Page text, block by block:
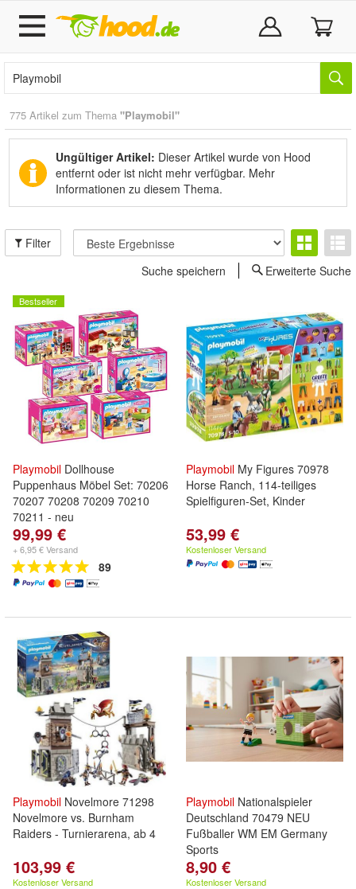
775 Artikel zum Thema "Playmobil"
Ungültiger Artikel: Dieser Artikel wurde von Hood
entfernt oder ist nicht mehr verfügbar. Mehr
Informationen zu diesem Thema.
Filter
Suche speichern
Erweiterte Suche
Bestseller
Playmobil Dollhouse
Puppenhaus Möbel Set: 70206
70207 70208 70209 70210
70211 - neu
99,99 €
+ 6,95 € Versand
89
Playmobil My Figures 70978
Horse Ranch, 114-teiliges
Spielfiguren-Set, Kinder
53,99 €
Kostenloser Versand
Playmobil Novelmore 71298
Novelmore vs. Burnham
Raiders - Turnierarena, ab 4
103,99 €
Kostenloser Versand
Playmobil Nationalspieler
Deutschland 70479 NEU
Fußballer WM EM Germany
Sports
8,90 €
Kostenloser Versand